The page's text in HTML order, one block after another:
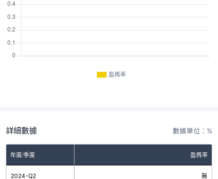
盈再率
詳細數據 數據單位：%
年度/季度 盈再率
2024-Q2 無